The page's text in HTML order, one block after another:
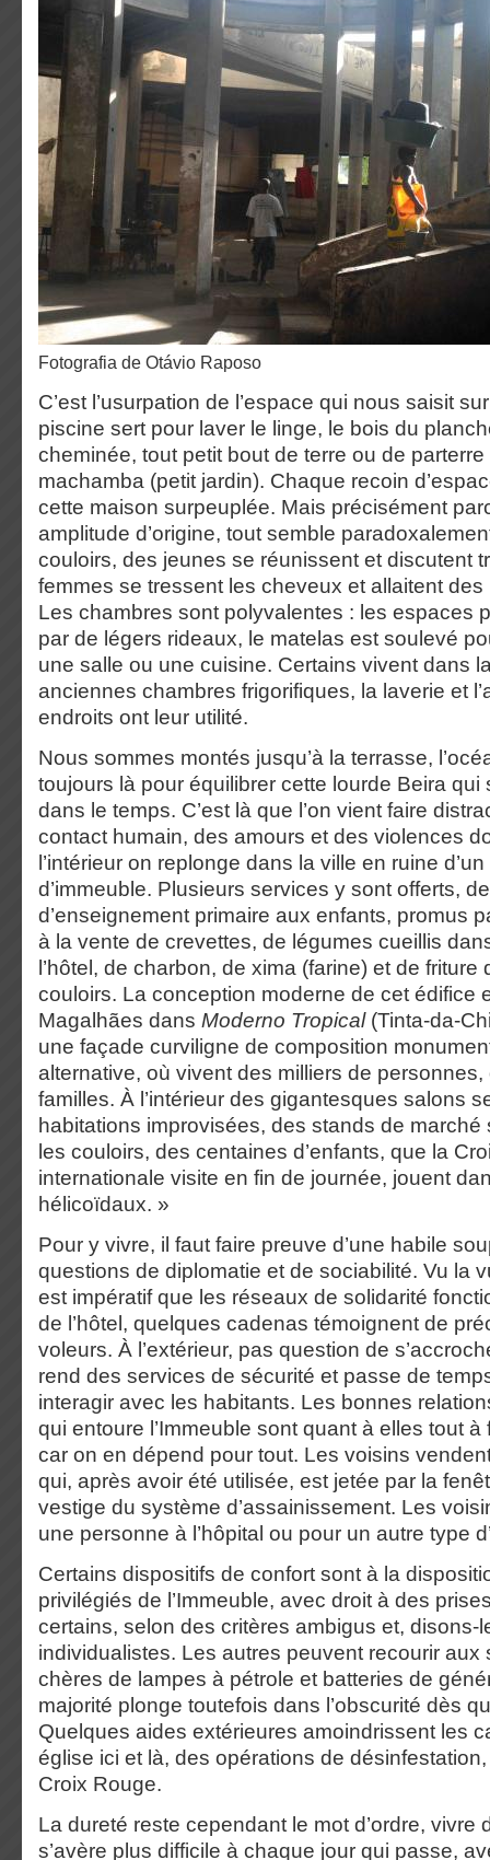
fotografia de Otávio Raposo
C’est l’usurpation de l’espace qui nous saisit
piscine sert pour laver le linge, le bois du
cheminée, tout petit bout de terre ou de
machamba (petit jardin). Chaque recoin
cette maison surpeuplée. Mais précisément
amplitude d’origine, tout semble
couloirs, des jeunes se réunissent et discutent
femmes se tressent les cheveux et allaitent
Les chambres sont polyvalentes : les espaces
par de légers rideaux, le matelas est soulevé
une salle ou une cuisine. Certains vivent dans
anciennes chambres frigorifiques, la laverie et
endroits ont leur utilité.
Nous sommes montés jusqu’à la terrasse,
toujours là pour équilibrer cette lourde Beira qui
dans le temps. C’est là que l’on vient faire
contact humain, des amours et des violences
l’intérieur on replonge dans la ville en ruine
d’immeuble. Plusieurs services y sont offerts,
d’enseignement primaire aux enfants, promus
à la vente de crevettes, de légumes cueillis
l’hôtel, de charbon, de xima (farine) et de
couloirs. La conception moderne de cet édifice
Magalhães dans Moderno Tropical(Tinta-da-
une façade curviligne de composition
alternative, où vivent des milliers de
familles. À l’intérieur des gigantesques salons
habitations improvisées, des stands de
les couloirs, des centaines d’enfants, que la
internationale visite en fin de journée, jouent
hélicoïdaux. »
Pour y vivre, il faut faire preuve d’une habile
questions de diplomatie et de sociabilité. Vu la
est impératif que les réseaux de solidarité
de l’hôtel, quelques cadenas témoignent de
voleurs. À l’extérieur, pas question de
rend des services de sécurité et passe de
interagir avec les habitants. Les bonnes
qui entoure l’Immeuble sont quant à elles tout
car on en dépend pour tout. Les voisins
qui, après avoir été utilisée, est jetée par la
vestige du système d’assainissement. Les
une personne à l’hôpital ou pour un autre type
Certains dispositifs de confort sont à la
privilégiés de l’Immeuble, avec droit à des
certains, selon des critères ambigus et, disons-
individualistes. Les autres peuvent recourir aux
chères de lampes à pétrole et batteries de
majorité plonge toutefois dans l’obscurité dès
Quelques aides extérieures amoindrissent les
église ici et là, des opérations de
Croix Rouge.
La dureté reste cependant le mot d’ordre, vivre
s’avère plus difficile à chaque jour qui passe,